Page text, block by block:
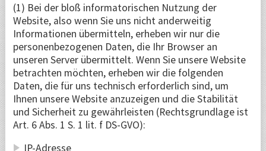
(1) Bei der bloß informatorischen Nutzung der
Website, also wenn Sie uns nicht anderweitig
Informationen übermitteln, erheben wir nur die
personenbezogenen Daten, die Ihr Browser an
unseren Server übermittelt. Wenn Sie unsere Website
betrachten möchten, erheben wir die folgenden
Daten, die für uns technisch erforderlich sind, um
Ihnen unsere Website anzuzeigen und die Stabilität
und Sicherheit zu gewährleisten (Rechtsgrundlage ist
Art. 6 Abs. 1 S. 1 lit. f DS-GVO):
IP-Adresse